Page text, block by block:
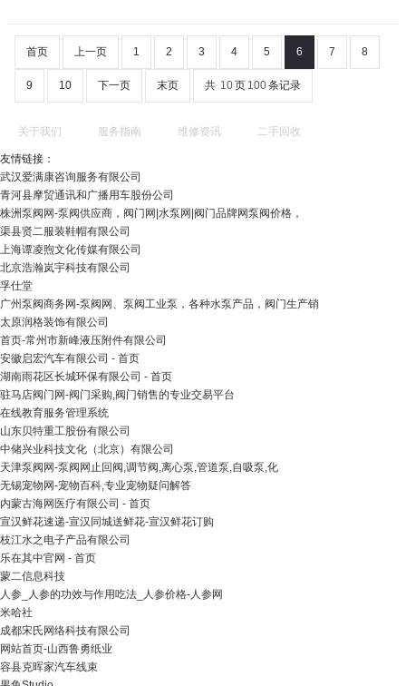
首页 上一页 1 2 3 4 5 6 7 8
9 10 下一页 末页 共 10页 100条记录
关于我们 服务指南 维修资讯 二手回收
友情链接：
武汉爱满康咨询服务有限公司
青河县摩贸通讯和广播用车股份公司
株洲泵阀网-泵阀供应商，阀门网|水泵网|阀门品牌网泵阀价格，
渠县贤二服装鞋帽有限公司
上海谭凌煦文化传媒有限公司
北京浩瀚岚宇科技有限公司
孚仕堂
广州泵阀商务网-泵阀网、泵阀工业泵，各种水泵产品，阀门生产销
太原润格装饰有限公司
首页-常州市新峰液压附件有限公司
安徽启宏汽车有限公司 - 首页
湖南雨花区长城环保有限公司 - 首页
驻马店阀门网-阀门采购,阀门销售的专业交易平台
在线教育服务管理系统
山东贝特重工股份有限公司
中储兴业科技文化（北京）有限公司
天津泵阀网-泵阀网止回阀,调节阀,离心泵,管道泵,自吸泵,化
无锡宠物网-宠物百科,专业宠物疑问解答
内蒙古海网医疗有限公司 - 首页
宣汉鲜花速递-宣汉同城送鲜花-宣汉鲜花订购
枝江水之电子产品有限公司
乐在其中官网 - 首页
蒙二信息科技
人参_人参的功效与作用吃法_人参价格-人参网
米哈社
成都宋氏网络科技有限公司
网站首页-山西鲁勇纸业
容县克晖家汽车线束